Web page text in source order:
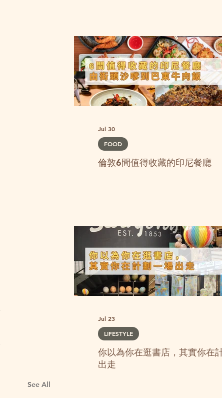
See All
倫敦6間值得收藏的印尼餐廳
FOOD
Jul 30
你以為你在逛書店，其實你在
出走
LIFESTYLE
Jul 23